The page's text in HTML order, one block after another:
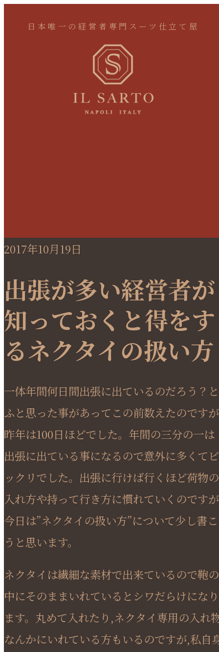
日本唯一の経営者専門スーツ仕立て屋
2017年10月19日
出張が多い経営者が
知っておくと得をす
るネクタイの扱い方
一体年間何日間出張に出ているのだろう？と
ふと思った事があってこの前数えたのです
昨年は100日ほどでした。年間の三分の一は
出張に出ている事になるので意外に多くてビ
ックリでした。出張に行けば行くほど荷物の
入れ方や持って行き方に慣れていくのです
今日は”ネクタイの扱い方”について少し書こ
うと思います。
ネクタイは繊細な素材で出来ているので鞄の
中にそのままいれているとシワだらけになり
ます。丸めて入れたり,ネクタイ専用の入れ
なんかにいれている方もいるのですが,私自